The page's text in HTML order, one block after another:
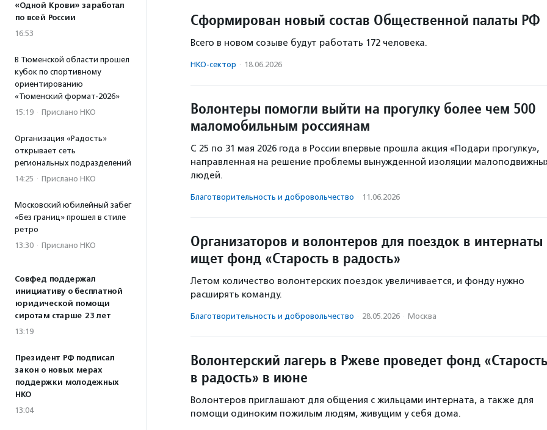
«Одной Крови» заработал
по всей России
16:53
В Тюменской области прошел
кубок по спортивному
ориентированию
«Тюменский формат-2026»
15:19 · Прислано НКО
Организация «Радость»
открывает сеть
региональных подразделений
14:25 · Прислано НКО
Московский юбилейный забег
«Без границ» прошел в стиле
ретро
13:30 · Прислано НКО
Совфед поддержал
инициативу о бесплатной
юридической помощи
сиротам старше 23 лет
13:19
Президент РФ подписал
закон о новых мерах
поддержки молодежных
НКО
13:04
Сформирован новый состав Общественной палаты РФ
Всего в новом созыве будут работать 172 человека.
НКО-сектор · 18.06.2026
Волонтеры помогли выйти на прогулку более чем 500
маломобильным россиянам
С 25 по 31 мая 2026 года в России впервые прошла акция «Подари прогулку»,
направленная на решение проблемы вынужденной изоляции
людей.
Благотвори­тель­ность и доброволь­чест­во · 11.06.2026
Организаторов и волонтеров для поездок в интернаты
ищет фонд «Старость в радость»
Летом количество волонтерских поездок увеличивается, и фонду нужно
расширять команду.
Благотвори­тель­ность и доброволь­чест­во · 28.05.2026 · Москва
Волонтерский лагерь в Ржеве проведет фонд «Старость
в радость» в июне
Волонтеров приглашают для общения с жильцами интерната, а также для
помощи одиноким пожилым людям, живущим у себя дома.